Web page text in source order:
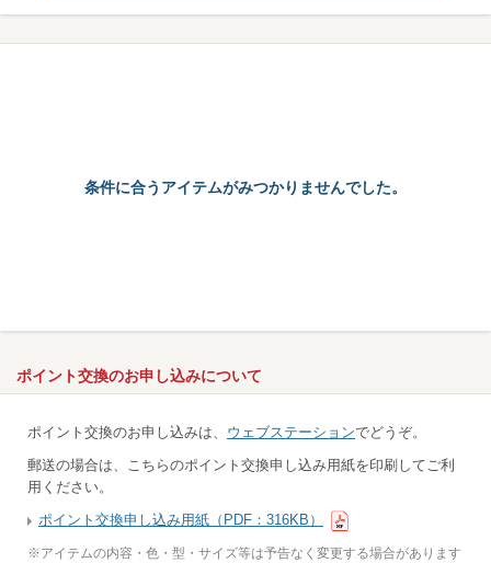
条件に合うアイテムがみつかりませんでした。
ポイント交換のお申し込みについて
ポイント交換のお申し込みは、 ウェブステーションでどうぞ。
郵送の場合は、こちらのポイント交換申し込み用紙を印刷してご利
用ください。
ポイント交換申し込み用紙（PDF：316KB）
※アイテムの内容・色・型・サイズ等は予告なく変更する場合があります